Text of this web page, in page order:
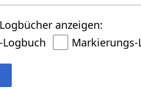
anzeigen:
Markierungs-